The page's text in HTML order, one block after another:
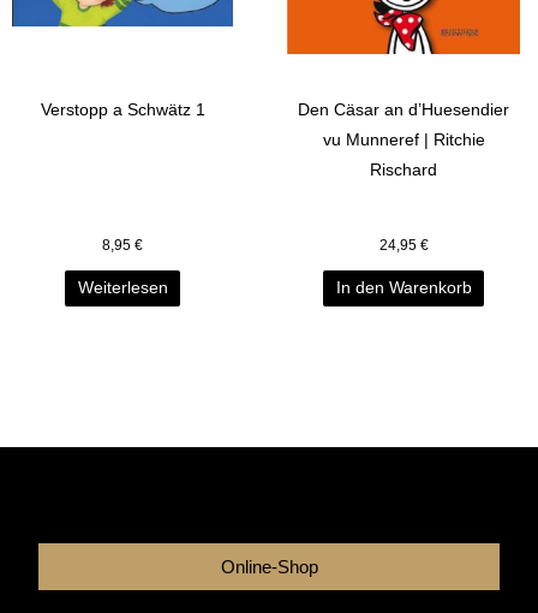
Verstopp a Schwätz 1
8,95 €
Weiterlesen
Den Cäsar an d’Huesendier
vu Munneref | Ritchie
Rischard
24,95 €
In den Warenkorb
Online-Shop